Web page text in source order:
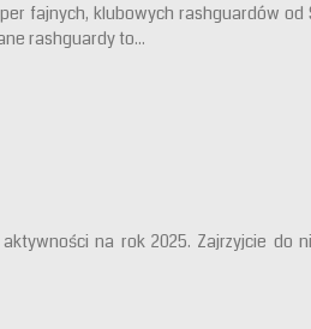
fajnych, klubowych rashguardów
rashguardy to...
na rok 2025. Zajrzyjcie do